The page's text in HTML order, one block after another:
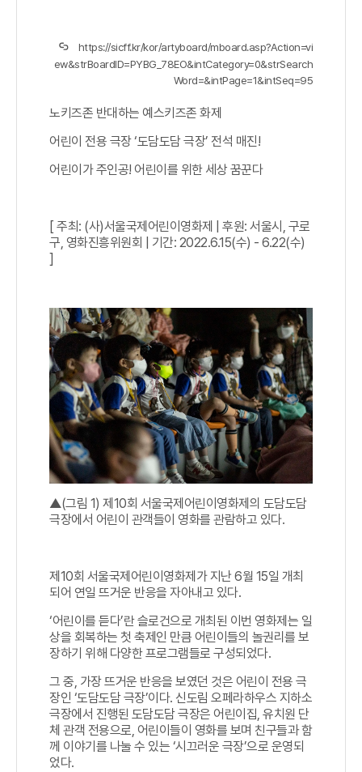
https://sicff.kr/kor/artyboard/mboard.asp?Action=vi
ew&strBoardID=PYBG_78EO&intCategory=0&strSearch
Word=&intPage=1&intSeq=95
노키즈존 반대하는 예스키즈존 화제
어린이 전용 극장 ‘도담도담 극장’ 전석 매진!
어린이가 주인공! 어린이를 위한 세상 꿈꾼다​
[ 주최: (사)서울국제어린이영화제 | 후원: 서울시, 구로
구, 영화진흥위원회 | 기간: 2022.6.15(수) - 6.22(수)
]
▲(그림 1) 제10회 서울국제어린이영화제의 도담도담
극장에서 어린이 관객들이 영화를 관람하고 있다.
제10회 서울국제어린이영화제가 지난 6월 15일 개최
되어 연일 뜨거운 반응을 자아내고 있다.
‘어린이를 듣다’란 슬로건으로 개최된 이번 영화제는 일
상을 회복하는 첫 축제인 만큼 어린이들의 놀권리를 보
장하기 위해 다양한 프로그램들로 구성되었다.
그 중, 가장 뜨거운 반응을 보였던 것은 어린이 전용 극
장인 ‘도담도담 극장’이다. 신도림 오페라하우스 지하소
극장에서 진행된 도담도담 극장은 어린이집, 유치원 단
체 관객 전용으로, 어린이들이 영화를 보며 친구들과 함
께 이야기를 나눌 수 있는 ‘시끄러운 극장’으로 운영되
었다. ​